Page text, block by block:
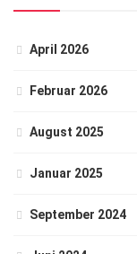
April 2026
Februar 2026
August 2025
Januar 2025
September 2024